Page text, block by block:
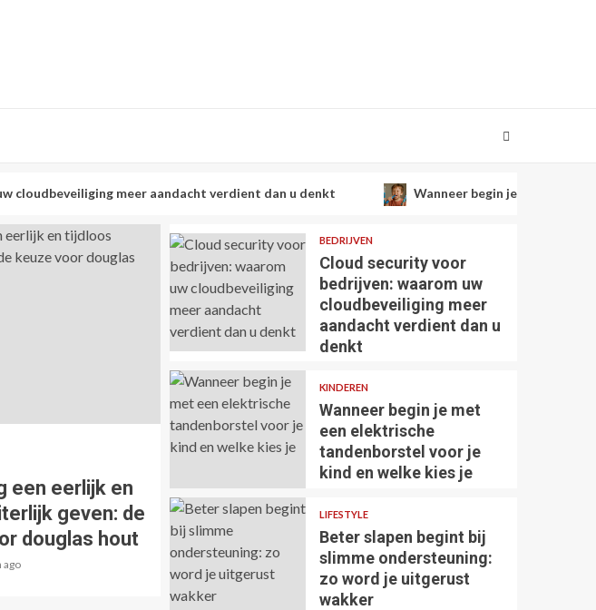
meer aandacht verdient dan u denkt Wanneer begin je met een elektrische
security voor
waarom uw
meer
verdient dan u
KINDEREN
Wanneer begin je
elektrische
voor je kind en
Maxime 3 weken ago
een eerlijk en
geven: de
douglas hout
ago
BEDRIJVEN
Cloud security voor
bedrijven: waarom uw
cloudbeveiliging meer
aandacht verdient dan u
denkt
KINDEREN
Wanneer begin je met
een elektrische
tandenborstel voor je
kind en welke kies je
LIFESTYLE
Beter slapen begint bij
slimme ondersteuning:
zo word je uitgerust
wakker